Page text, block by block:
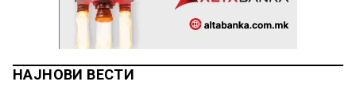
НАЈНОВИ ВЕСТИ